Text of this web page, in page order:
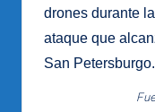
drones durante
ataque que
San Petersburgo.